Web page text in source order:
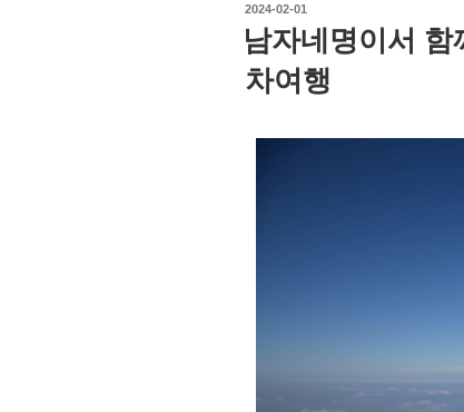
2024-02-01
남자네명이서
차여행